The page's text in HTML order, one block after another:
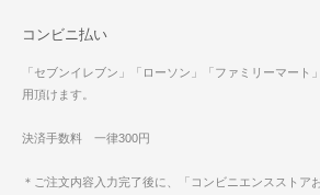
コンビニ払い
「セブンイレブン」「ローソン」「ファミリーマート
用頂けます。
決済手数料 一律300円
＊ご注文内容入力完了後に、「コンビニエンスストア